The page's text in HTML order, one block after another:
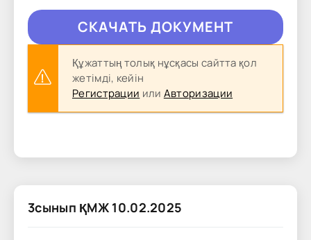
CКAЧAТЬ ДОКУМЕНТ
Құжаттың толық нұсқасы сайтта қол
жетімді, кейін
Регистрации или Авторизации
3сынып ҚМЖ 10.02.2025